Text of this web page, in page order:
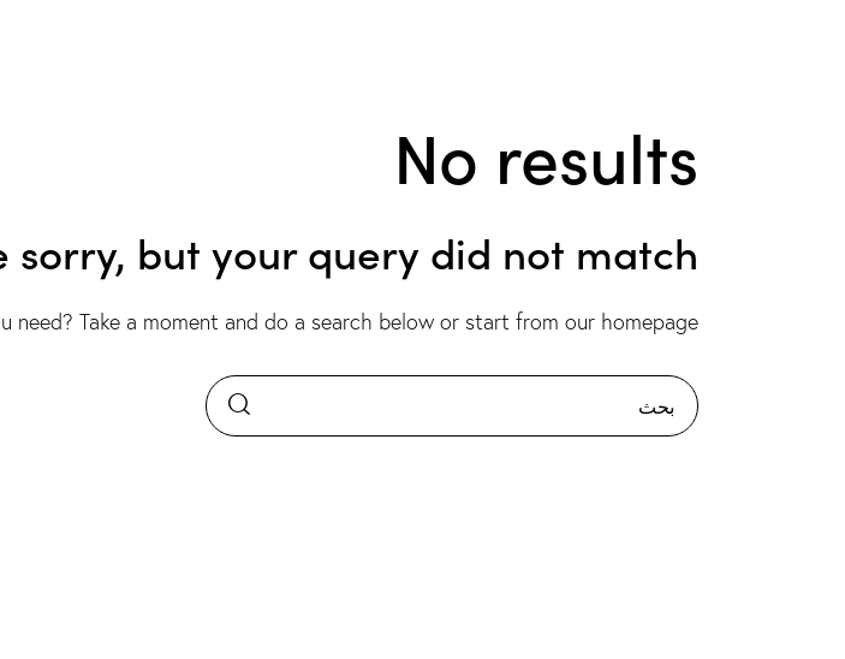
No results
sorry, but your query did not match
need? Take a moment and do a search below or start from our homepage